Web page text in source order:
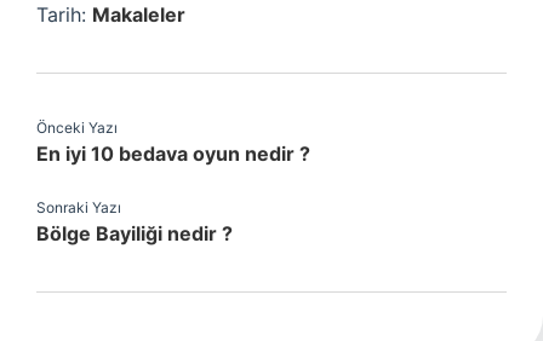
Tarih: Makaleler
Önceki Yazı
En iyi 10 bedava oyun nedir ?
Sonraki Yazı
Bölge Bayiliği nedir ?